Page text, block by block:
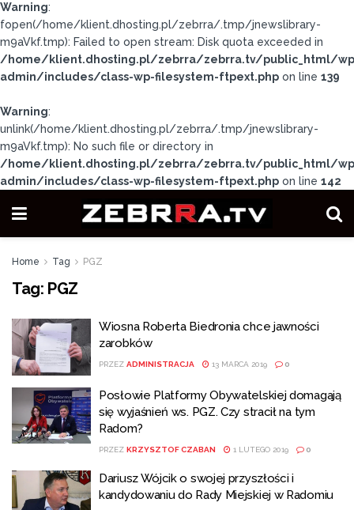
Warning:
fopen(/home/klient.dhosting.pl/zebrra/.tmp/jnewslibrary-
m9aVkf.tmp): Failed to open stream: Disk quota exceeded in
/home/klient.dhosting.pl/zebrra/zebrra.tv/public_html/
admin/includes/class-wp-filesystem-ftpext.php on line 139
Warning:
unlink(/home/klient.dhosting.pl/zebrra/.tmp/jnewslibrary-
m9aVkf.tmp): No such file or directory in
/home/klient.dhosting.pl/zebrra/zebrra.tv/public_html/
admin/includes/class-wp-filesystem-ftpext.php on line 142
Home Tag PGZ
Tag: PGZ
Wiosna Roberta Biedronia chce jawności
zarobków
PRZEZ ADMINISTRACJA 13 MARCA 2019 0
Posłowie Platformy Obywatelskiej domagają
się wyjaśnień ws. PGZ. Czy stracił na tym
Radom?
PRZEZ KRZYSZTOF CZABAN 1 LUTEGO 2019 0
Dariusz Wójcik o swojej przyszłości i
kandydowaniu do Rady Miejskiej w Radomiu